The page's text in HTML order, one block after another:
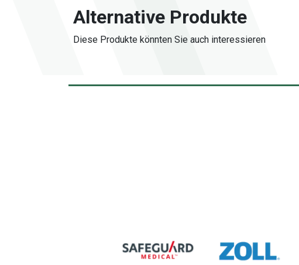
Alternative Produkte
Diese Produkte könnten Sie auch interessieren